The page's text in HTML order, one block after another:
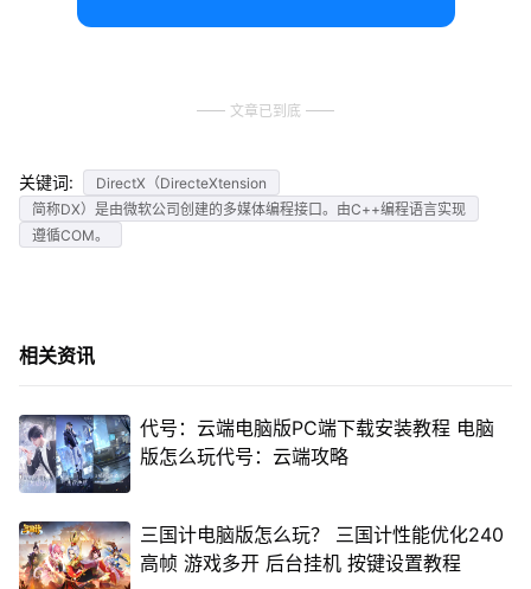
文章已到底
关键词:
DirectX（DirecteXtension
简称DX）是由微软公司创建的多媒体编程接口。由C++编程语言实现
遵循COM。
相关资讯
代号：云端电脑版PC端下载安装教程 电脑
版怎么玩代号：云端攻略
三国计电脑版怎么玩？ 三国计性能优化240
高帧 游戏多开 后台挂机 按键设置教程